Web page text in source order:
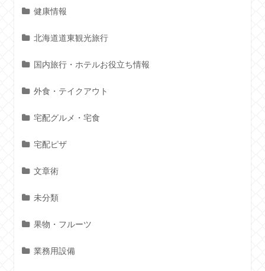
健康情報
北海道道東観光旅行
国内旅行・ホテルお役立ち情報
外食・テイクアウト
宅配グルメ・宅食
宅配ピザ
文章術
未分類
果物・フルーツ
業務用設備